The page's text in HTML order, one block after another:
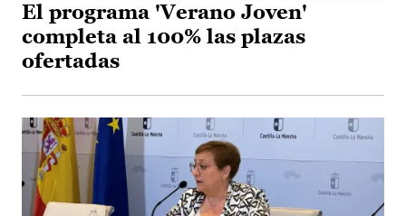
El programa 'Verano Joven'
completa al 100% las plazas
ofertadas